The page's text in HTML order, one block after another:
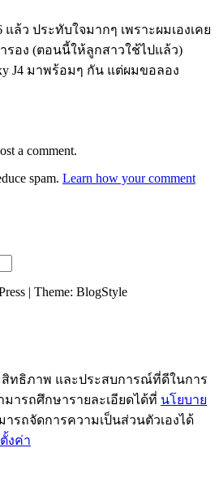
แล้ว ประทับใจมากๆ เพราะผมเองเคย
ำรอง (ตอนนี้ให้ลูกสาวใช้ไปแล้ว)
J4 มาพร้อมๆ กัน แต่ผมขอลอง
a comment.
spam. Learn how your comment
| Theme: BlogStyle
ทธิภาพ และประสบการณ์ที่ดีในการ
ารถศึกษารายละเอียดได้ที่ นโยบาย
ารถจัดการความเป็นส่วนตัวเองได้
ตั้งค่า